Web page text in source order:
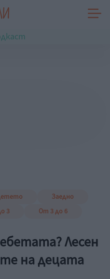
Заедно
3 От 3 до 6
Лесен
на децата